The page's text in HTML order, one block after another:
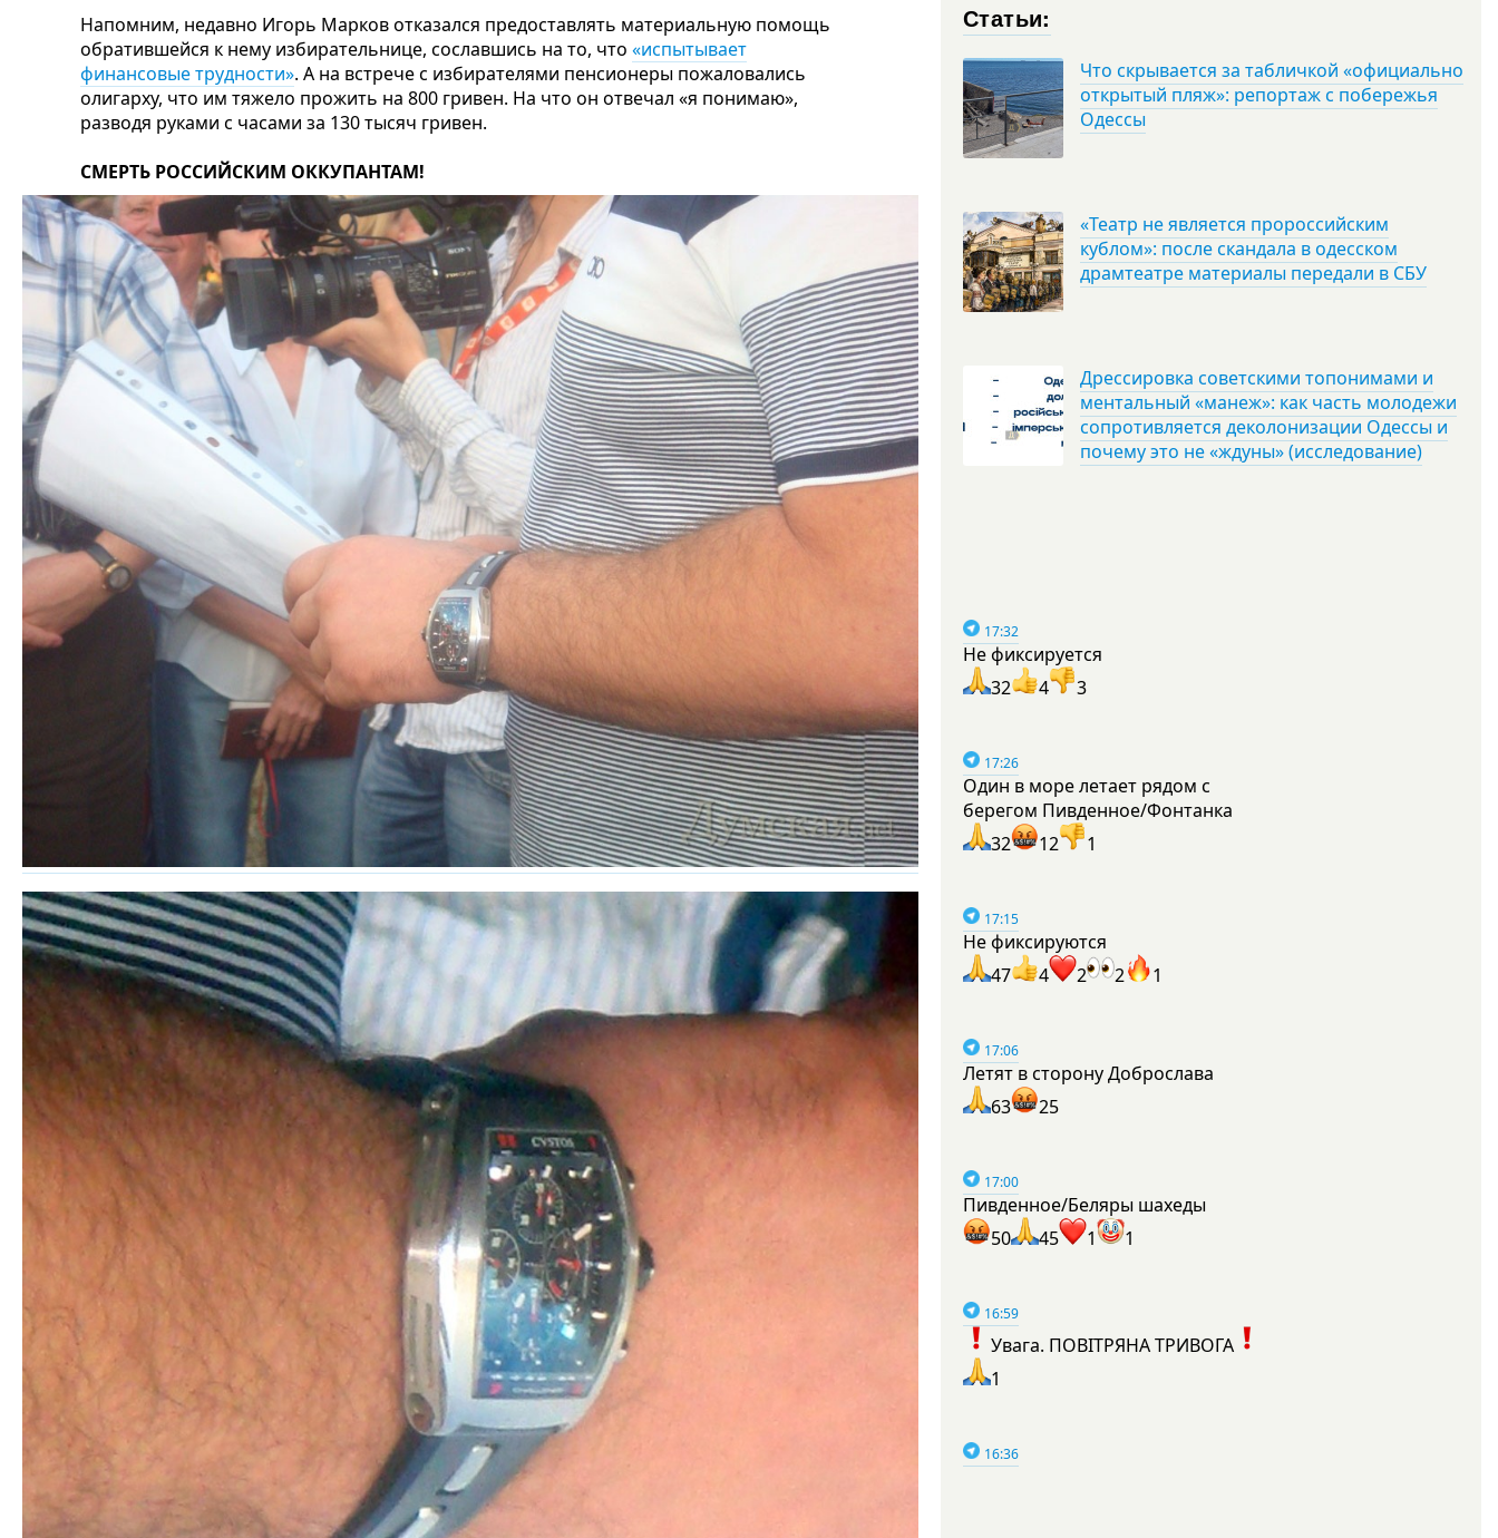
Напомним, недавно Игорь Марков отказался предоставлять материальную помощь
обратившейся к нему избирательнице, сославшись на то, что «испытывает
финансовые трудности». А на встрече с избирателями пенсионеры пожаловались
олигарху, что им тяжело прожить на 800 гривен. На что он отвечал «я понимаю»,
разводя руками с часами за 130 тысяч гривен.
СМЕРТЬ РОССИЙСКИМ ОККУПАНТАМ!
Статьи:
Что скрывается за табличкой «официально
открытый пляж»: репортаж с побережья
Одессы
«Театр не является пророссийским
кублом»: после скандала в одесском
драмтеатре материалы передали в СБУ
Дрессировка советскими топонимами и
ментальный «манеж»: как часть молодежи
сопротивляется деколонизации Одессы и
почему это не «ждуны» (исследование)
17:32
Не фиксируется
32
4 3
17:26
Один в море летает рядом с
берегом Пивденное/Фонтанка
32
12 1
17:15
Не фиксируются
47
4 2 2 1
17:06
Летят в сторону Доброслава
63
25
17:00
Пивденное/Беляры шахеды
50
45 1 1
16:59
Увага. ПОВІТРЯНА ТРИВОГА
1
16:36